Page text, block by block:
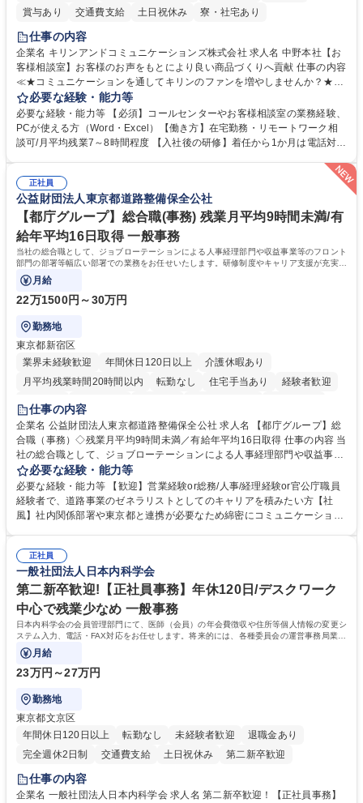
賞与あり 交通費支給 土日祝休み 寮・社宅あり
仕事の内容
企業名 キリンアンドコミュニケーションズ株式会社 求人名 中野本社【お
客様相談室】お客様のお声をもとにより良い商品づくりへ貢献 仕事の内容
≪★コミュニケーションを通してキリンのファンを増やしませんか？★≫
お客様のお声をより良い商品づくりに活かしていく上で、窓口となるお客
様相談室でのお仕事です。 日々お客様からいただくキリングループへのご
意見を、企業活動に活かしています。お客様からの声に迅速かつ誠意をも
って対応、情報提供するとともにグループ内活動に反映しています。 【具
人チャットボット対応など。 【1日の対応件数】■電話：月間一人当たり
平均100件前後■メール・手紙：同上40件前後 募集職種 中野本社【お客様
相談室】お客様のお声をもとにより良い商品づくりへ貢献
必要な経験・能力等
必要な経験・能力等 【必須】コールセンターやお客様相談室の業務経験、
PCが使える方（Word・Excel）【働き方】在宅勤務・リモートワーク相
談可/月平均残業7～8時間程度 【入社後の研修】着任から1か月は電話対応
施する予定です。独り立ち以降もしっかりフォローする体制を整えていま
すのでご安心ください。 【当社について】キリングループの広報機能を担
う会社として、お客様との出会いを大切にし、磨き上げたホスピタリティ
を込めてコミュニケーションをとりながら広報関連業務を行っておりま
す。 学歴・資格 学歴：大学院 大学 高専 短大 専修学校 高校 語学力： 資
格：
正社員
公益財団法人東京都道路整備保全公社
【都庁グループ】総合職(事務) 残業月平均9時間未満/有
給年平均16日取得 一般事務
当社の総合職として、ジョブローテーションによる人事経理部門や収益事業等のフロント
部門の部署等幅広い部署での業務をお任せいたします。研修制度やキャリア支援が充実し
ております！ ※下記業務詳細
月給
22万1500円～30万円
勤務地
東京都新宿区
業界未経験歓迎
年間休日120日以上
介護休暇あり
月平均残業時間20時間以内
転勤なし 住宅手当あり
経験者歓迎
研修あり
退職金あり
駅近5分以内
資格取得手当あり 食事補助あり
仕事の内容
企業名 公益財団法人東京都道路整備保全公社 求人名 【都庁グループ】総
合職（事務）◇残業月平均9時間未満／有給年平均16日取得 仕事の内容 当
社の総合職として、ジョブローテーションによる人事経理部門や収益事業
等のフロント部門の部署等幅広い部署での業務をお任せいたします。研修
制度やキャリア支援が充実しております！ ※下記業務詳細 【業務詳細】■
管理部門：広報、人事、経理など当公社の運営に係る管理業務 ■収益部
門：駐車場の新規開拓、管理運営、新宿駅西口広場の「イベントコーナ
道路施設や道路工事現場の見学ツアー事業 ※入社後は上記いずれかの部門
へ配属。※業務内容変更の範囲：会社の定める業務 募集職種 【都庁グル
ープ】総合職（事務）◇残業月平均9時間未満／有給年平均16日取得
必要な経験・能力等
必要な経験・能力等 【歓迎】営業経験or総務/人事/経理経験or官公庁職員
経験者で、道路事業のゼネラリストとしてのキャリアを積みたい方【社
風】社内関係部署や東京都と連携が必要なため綿密にコミュニケーション
部門など多岐に渡る業務を経験できます。 ■様々なプロジェクト：駐車場
事業の他、新宿駅西口広場内に設置された照明を兼ねた広告「ブライトサ
イン」の管理運営を行うなど、事業収益を生み出す活動を積極的に行って
います。 学歴・資格 学歴：大学院 大学 高専 短大 専修学校 高校 語学力：
資格：
正社員
一般社団法人日本内科学会
第二新卒歓迎!【正社員事務】年休120日/デスクワーク
中心で残業少なめ 一般事務
日本内科学会の会員管理部門にて、医師（会員）の年会費徴収や住所等個人情報の変更シ
ステム入力、電話・FAX対応をお任せします。将来的には、各種委員会の運営事務局業務
などにも幅広く携わっていただきます。
月給
23万円～27万円
勤務地
東京都文京区
年間休日120日以上
転勤なし 未経験者歓迎
退職金あり
完全週休2日制
交通費支給 土日祝休み 第二新卒歓迎
仕事の内容
企業名 一般社団法人日本内科学会 求人名 第二新卒歓迎！【正社員事務】